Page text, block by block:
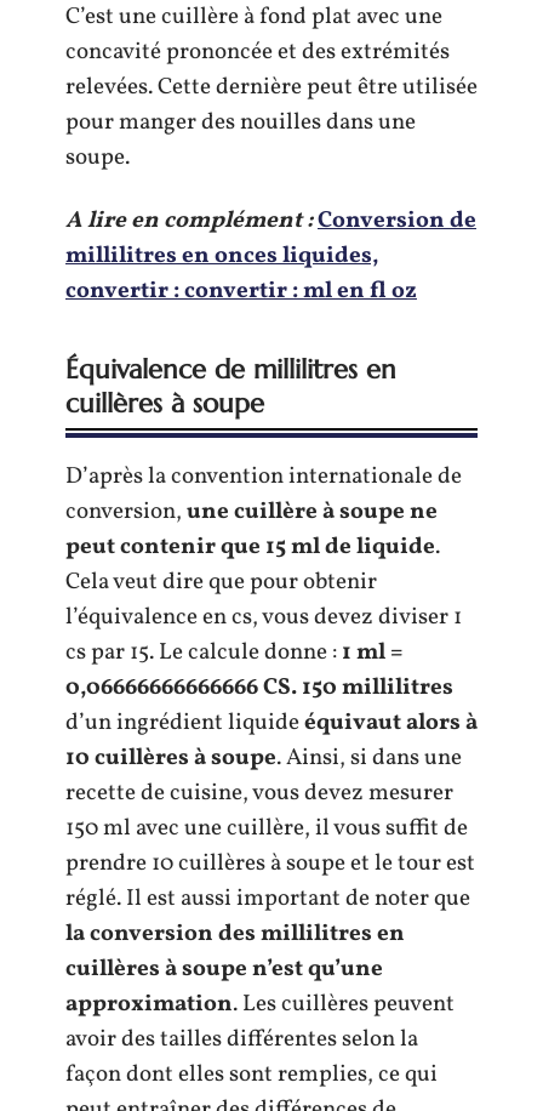
C’est une cuillère à fond plat avec une
concavité prononcée et des extrémités
relevées. Cette dernière peut être utilisée
pour manger des nouilles dans une
soupe.
A lire en complément :Conversion de
millilitres en onces liquides,
convertir : convertir : ml en fl oz
Équivalence de millilitres en
cuillères à soupe
D’après la convention internationale de
conversion,une cuillère à soupe ne
peut contenir que 15 ml de liquide.
Cela veut dire que pour obtenir
l’équivalence en cs, vous devez diviser 1
cs par 15. Le calcule donne :1 ml =
0,06666666666666 CS.150 millilitres
d’un ingrédient liquideéquivaut alors à
10 cuillères à soupe. Ainsi, si dans une
recette de cuisine, vous devez mesurer
150 ml avec une cuillère, il vous suffit de
prendre 10 cuillères à soupe et le tour est
réglé. Il est aussi important de noter que
la conversion des millilitres en
cuillères à soupe n’est qu’une
approximation. Les cuillères peuvent
avoir des tailles différentes selon la
façon dont elles sont remplies, ce qui